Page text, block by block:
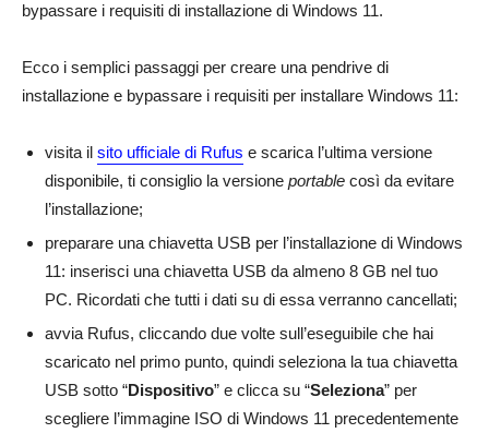
bypassare i requisiti di installazione di Windows 11.
Ecco i semplici passaggi per creare una pendrive di
installazione e bypassare i requisiti per installare Windows 11:
visita il sito ufficiale di Rufus e scarica l’ultima versione
disponibile, ti consiglio la versione portable così da evitare
l’installazione;
preparare una chiavetta USB per l’installazione di Windows
11: inserisci una chiavetta USB da almeno 8 GB nel tuo
PC. Ricordati che tutti i dati su di essa verranno cancellati;
avvia Rufus, cliccando due volte sull’eseguibile che hai
scaricato nel primo punto, quindi seleziona la tua chiavetta
USB sotto “Dispositivo” e clicca su “Seleziona” per
scegliere l’immagine ISO di Windows 11 precedentemente